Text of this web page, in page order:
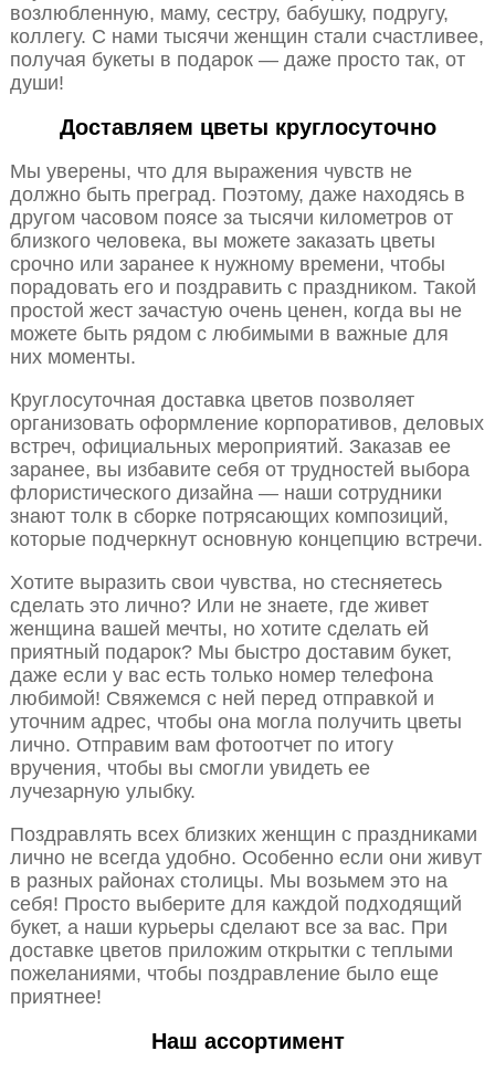
возлюбленную, маму, сестру, бабушку, подругу,
коллегу. С нами тысячи женщин стали счастливее,
получая букеты в подарок — даже просто так, от
души!
Доставляем цветы круглосуточно
Мы уверены, что для выражения чувств не
должно быть преград. Поэтому, даже находясь в
другом часовом поясе за тысячи километров от
близкого человека, вы можете заказать цветы
срочно или заранее к нужному времени, чтобы
порадовать его и поздравить с праздником. Такой
простой жест зачастую очень ценен, когда вы не
можете быть рядом с любимыми в важные для
них моменты.
Круглосуточная доставка цветов позволяет
организовать оформление корпоративов, деловых
встреч, официальных мероприятий. Заказав ее
заранее, вы избавите себя от трудностей выбора
флористического дизайна — наши сотрудники
знают толк в сборке потрясающих композиций,
которые подчеркнут основную концепцию встречи.
Хотите выразить свои чувства, но стесняетесь
сделать это лично? Или не знаете, где живет
женщина вашей мечты, но хотите сделать ей
приятный подарок? Мы быстро доставим букет,
даже если у вас есть только номер телефона
любимой! Свяжемся с ней перед отправкой и
уточним адрес, чтобы она могла получить цветы
лично. Отправим вам фотоотчет по итогу
вручения, чтобы вы смогли увидеть ее
лучезарную улыбку.
Поздравлять всех близких женщин с праздниками
лично не всегда удобно. Особенно если они живут
в разных районах столицы. Мы возьмем это на
себя! Просто выберите для каждой подходящий
букет, а наши курьеры сделают все за вас. При
доставке цветов приложим открытки с теплыми
пожеланиями, чтобы поздравление было еще
приятнее!
Наш ассортимент